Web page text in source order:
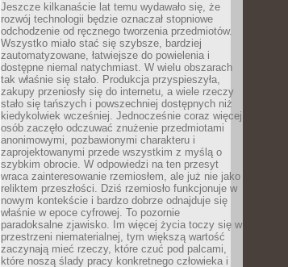
Jeszcze kilkanaście lat temu wydawało się, że
rozwój technologii będzie oznaczał stopniowe
odchodzenie od ręcznego tworzenia przedmiotów.
Wszystko miało stać się szybsze, bardziej
zautomatyzowane, łatwiejsze do powielenia i
dostępne niemal natychmiast. W wielu obszarach
tak właśnie się stało. Produkcja przyspieszyła,
zakupy przeniosły się do internetu, a wiele rzeczy
stało się tańszych i powszechniej dostępnych niż
kiedykolwiek wcześniej. Jednocześnie coraz więcej
osób zaczęło odczuwać znużenie przedmiotami
anonimowymi, pozbawionymi charakteru i
zaprojektowanymi przede wszystkim z myślą o
szybkim obrocie. W odpowiedzi na ten przesyt
wraca zainteresowanie rzemiosłem, ale już nie jako
reliktem przeszłości. Dziś rzemiosło funkcjonuje w
nowym kontekście i bardzo dobrze odnajduje się
właśnie w epoce cyfrowej. To pozornie
paradoksalne zjawisko. Im więcej życia toczy się w
przestrzeni niematerialnej, tym większą wartość
zaczynają mieć rzeczy, które czuć pod palcami,
które noszą ślady pracy konkretnego człowieka i